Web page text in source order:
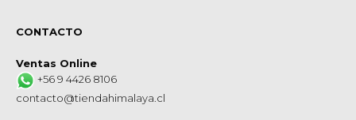
CONTACTO
Ventas Online
+56 9 4426 8106
contacto@tiendahimalaya.cl